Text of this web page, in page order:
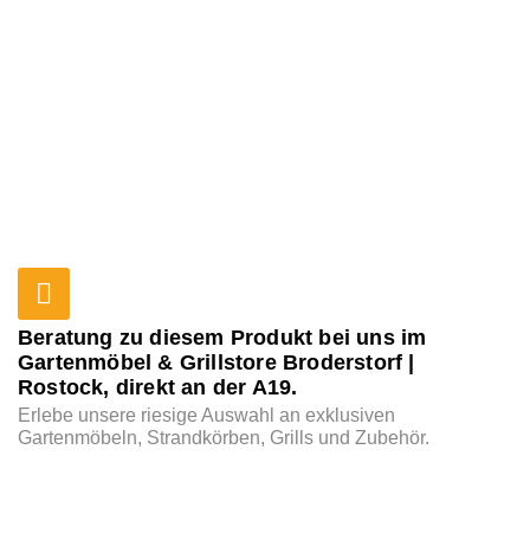
Beratung zu diesem Produkt bei uns im
Gartenmöbel & Grillstore Broderstorf |
Rostock, direkt an der A19.
Erlebe unsere riesige Auswahl an exklusiven
Gartenmöbeln, Strandkörben, Grills und Zubehör.